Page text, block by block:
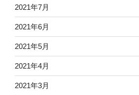
2021年7月
2021年6月
2021年5月
2021年4月
2021年3月